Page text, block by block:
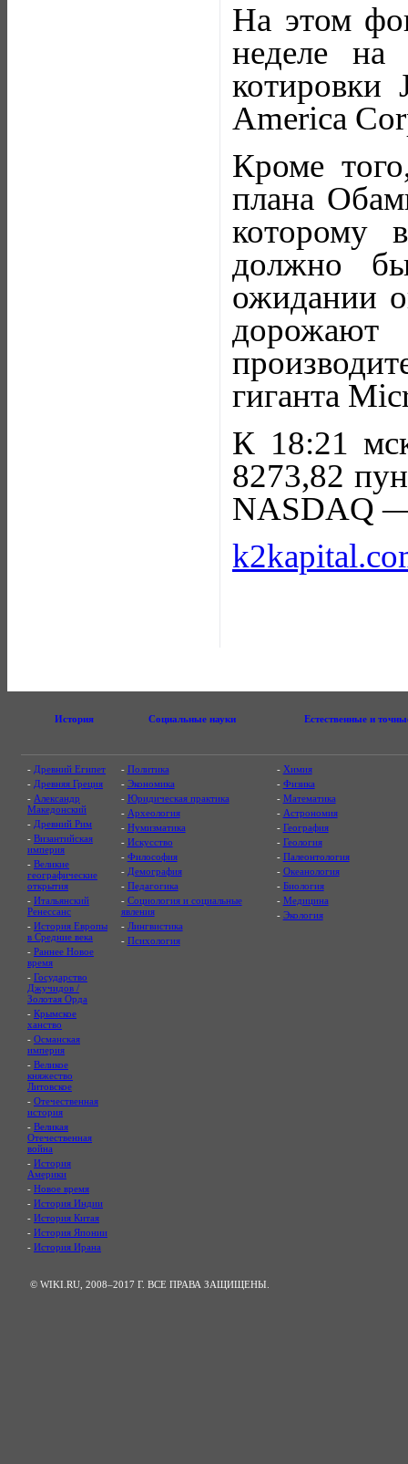
На этом
неделе
America
Кроме
плана
которому
должно
ожидании
гиганта
К 18:21
8273,82
NASDAQ —
История Социальные науки Естественные и
- Древний Египет
- Древняя Греция
- Александр
Македонский
- Древний Рим
- Византийская
империя
- Великие
географические
открытия
- Итальянский
Ренессанс
- История Европы
в Средние века
- Раннее Новое
время
- Государство
Джучидов /
Золотая Орда
- Крымское
ханство
- Османская
империя
- Великое
княжество
Литовское
- Отечественная
история
- Великая
Отечественная
война
- История
Америки
- Новое время
- История Индии
- История Китая
- История Японии
- История Ирана
- Политика
- Экономика
- Юридическая практика
- Археология
- Нумизматика
- Искусство
- Философия
- Демография
- Педагогика
- Социология и социальные
явления
- Лингвистика
- Психология
- Химия
- Физика
- Математика
- Астрономия
- География
- Геология
- Палеонтология
- Океанология
- Биология
- Медицина
- Экология
© WIKI.RU, 2008–2017 Г. ВСЕ ПРАВА ЗАЩИЩЕНЫ.